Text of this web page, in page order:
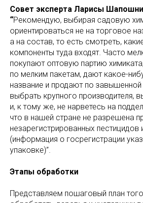
Совет эксперта Ларисы
“Рекомендую, выбирая садовую
ориентироваться не на торговое
а на состав, то есть смотреть,
компоненты туда входят. Часто
покупают оптовую партию
по мелким пакетам, дают какое-
название и продают по завышенной
выбрать крупного производителя,
и, к тому же, не нарветесь на
что в нашей стране не разрешена
незарегистрированных пестицидов
(информация о госрегистрации
упаковке)”.
Этапы обработки
Представляем пошаговый план